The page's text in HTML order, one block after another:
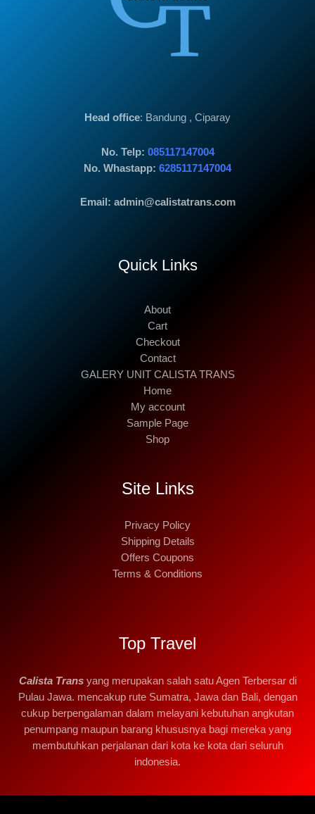
Head office: Bandung , Ciparay
No. Telp: 085117147004
No. Whastapp: 6285117147004
Email: admin@calistatrans.com
Quick Links
About
Cart
Checkout
Contact
GALERY UNIT CALISTA TRANS
Home
My account
Sample Page
Shop
Site Links
Privacy Policy
Shipping Details
Offers Coupons
Terms & Conditions
Top Travel
Calista Transyang merupakan salah satu Agen Terbersar di
Pulau Jawa. mencakup rute Sumatra, Jawa dan Bali, dengan
cukup berpengalaman dalam melayani kebutuhan angkutan
penumpang maupun barang khususnya bagi mereka yang
membutuhkan perjalanan dari kota ke kota dari seluruh
indonesia.